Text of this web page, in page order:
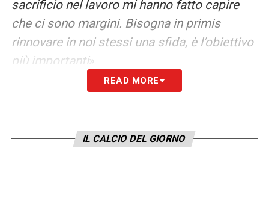
sacrificio nel lavoro mi hanno fatto capire
che ci sono margini. Bisogna in primis
rinnovare in noi stessi una sfida, è l’obiettivo
più importanti».
IN COSA POSSONO MIGLIORARE
arrivano da un percorso diverso, stiamo
cercando di migliorarli come presenza nel
READ MORE
IL CALCIO DEL GIORNO